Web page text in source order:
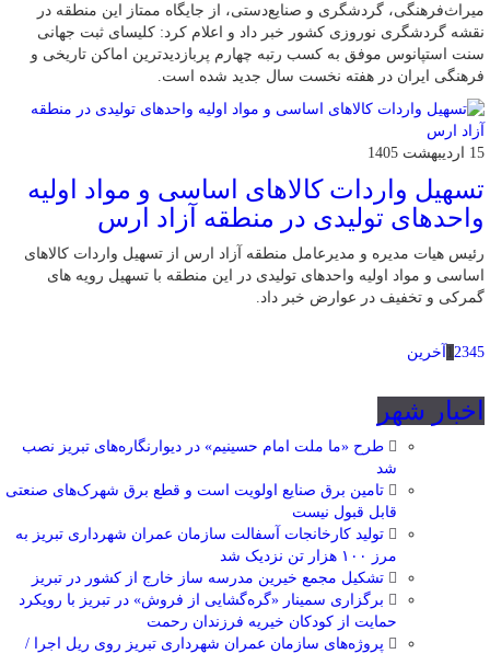
میراث‌فرهنگی، گردشگری و صنایع‌دستی، از جایگاه ممتاز این منطقه در
نقشه گردشگری نوروزی کشور خبر داد و اعلام کرد: کلیسای ثبت جهانی
سنت استپانوس موفق به کسب رتبه چهارم پربازدیدترین اماکن تاریخی و
فرهنگی ایران در هفته نخست سال جدید شده است.
15 اردیبهشت 1405
تسهیل واردات کالاهای اساسی و مواد اولیه
واحدهای تولیدی در منطقه آزاد ارس
رئیس هیات مدیره و مدیرعامل منطقه آزاد ارس از تسهیل واردات کالاهای
اساسی و مواد اولیه واحدهای تولیدی در این منطقه با تسهیل رویه های
گمرکی و تخفیف در عوارض خبر داد.
2345 آخرین
اخبار شهر
طرح «ما ملت امام حسینیم» در دیوارنگاره‌های تبریز نصب
شد
تامین برق صنایع اولویت است و قطع برق شهرک‌های صنعتی
قابل قبول نیست
تولید کارخانجات آسفالت سازمان عمران شهرداری تبریز به
مرز ۱۰۰ هزار تن نزدیک شد
تشکیل مجمع خیرین مدرسه ‌ساز خارج از کشور در تبریز
برگزاری سمینار «گره‌گشایی از فروش» در تبریز با رویکرد
حمایت از کودکان خیریه فرزندان رحمت
پروژه‌های سازمان عمران شهرداری تبریز روی ریل اجرا /